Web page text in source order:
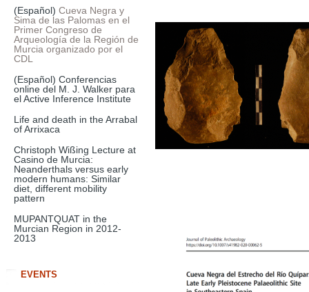
(Español) Cueva Negra y
Sima de las Palomas en el
Primer Congreso de
Arqueología de la Región de
Murcia organizado por el
CDL
(Español) Conferencias
online del M. J. Walker para
el Active Inference Institute
Life and death in the Arrabal
of Arrixaca
Christoph Wißing Lecture at
Casino de Murcia:
Neanderthals versus early
modern humans: Similar
diet, different mobility
pattern
MUPANTQUAT in the
Murcian Region in 2012-
2013
EVENTS